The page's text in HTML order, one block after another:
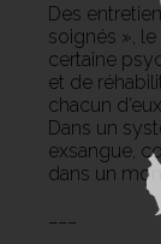
Des
soignés », le
certaine
et de
chacun
Dans un
exsangue,
dans un